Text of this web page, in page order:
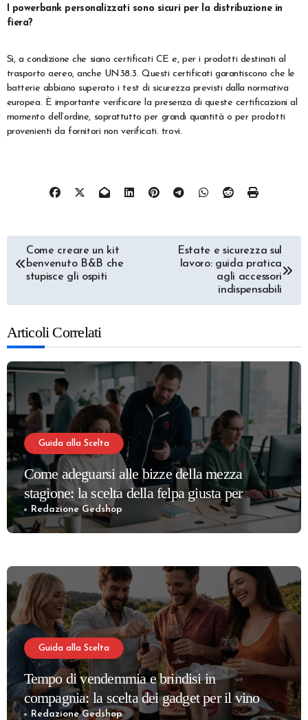
I powerbank personalizzati sono sicuri per la distribuzione in
fiera?
Sì, a condizione che siano certificati CE e, per i prodotti destinati al
trasporto aereo, anche UN38.3. Questi certificati garantiscono che le
batterie abbiano superato i test di sicurezza previsti dalla normativa
europea. È importante verificare la presenza di queste certificazioni al
momento dell’ordine, soprattutto per grandi quantità o per prodotti
provenienti da fornitori non verificati. trovi.
Navigazione
articoli
Come creare un kit
benvenuto B&B che
stupisce gli ospiti
Estate e sicurezza sul
lavoro: guida pratica
agli accessori
indispensabili
Articoli Correlati
Guida alla Scelta
Come adeguarsi alle bizze della mezza
stagione: la scelta della felpa giusta per
partner e dipendenti
Redazione Gedshop
Guida alla Scelta
Tempo di vendemmia e brindisi in
compagnia: la scelta dei gadget per il vino più
Redazione Gedshop